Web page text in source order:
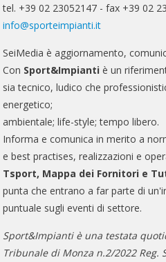
tel. +39 02 23052147 - fax +39 02
info@sporteimpianti.it
SeiMedia è aggiornamento,
Con Sport&Impianti è un
sia tecnico, ludico che
energetico;
ambientale; life-style; tempo libero.
Informa e comunica in merito a
e best practises, realizzazioni e
Tsport, Mappa dei Fornitori e
punta che entrano a far parte di
puntuale sugli eventi di settore.
Sport&Impianti è una testata
Tribunale di Monza n.2/2022 Reg.